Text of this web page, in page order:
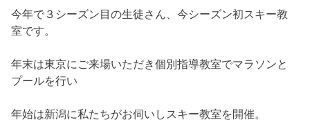
今年で３シーズン目の生徒さん、今シーズン初スキー教
室です。
年末は東京にご来場いただき個別指導教室でマラソンと
プールを行い
年始は新潟に私たちがお伺いしスキー教室を開催。